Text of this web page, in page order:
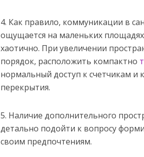
4. Как правило, коммуникации в
ощущается на маленьких
хаотично. При увеличении
порядок, расположить компактно
нормальный доступ к счетчикам и
перекрытия.
5. Наличие дополнительного
детально подойти к вопросу
своим предпочтениям.